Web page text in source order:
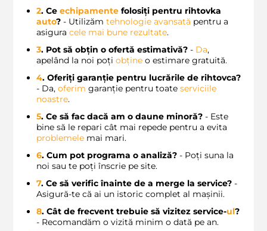
2. Ce echipamente folosiți pentru rihtovka
auto? - Utilizăm tehnologie avansată pentru a
asigura cele mai bune rezultate.
3. Pot să obțin o ofertă estimativă? - Da,
apelând la noi poți obține o estimare gratuită.
4. Oferiți garanție pentru lucrările de rihtovca?
- Da, oferim garanție pentru toate serviciile
noastre.
5. Ce să fac dacă am o daune minoră? - Este
bine să le repari cât mai repede pentru a evita
problemele mai mari.
6. Cum pot programa o analiză? - Poți suna la
noi sau te poți înscrie pe site.
7. Ce să verific înainte de a merge la service? -
Asigură-te că ai un istoric complet al mașinii.
8. Cât de frecvent trebuie să vizitez service-ul?
- Recomandăm o vizită minim o dată pe an.